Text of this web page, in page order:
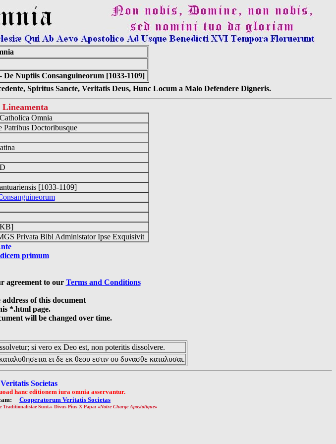
De Nuptiis Consanguineorum [1033-1109]
Spiritus Sancte, Veritatis Deus, Hunc Locum a Malo Defendere Digneris.
Omnia
Patribus Doctoribusque
[1033-1109]
Privata Bibl Administator Ipse Exquisivit
primum
agreement to our Terms and Conditions
of this document
*.html page.
will be changed over time.
si vero ex Deo est, non poteritis dissolvere.
ει δε εκ θεου εστιν ου δυνασθε καταλυσαι.
Societas
hanc editionem iura omnia asservantur.
Cooperatorum Veritatis Societas
Traditionalistae Sunt.» Divus Pius X Papa: «Notre Charge Apostolique»